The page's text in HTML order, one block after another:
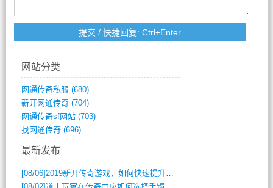
网站分类
网通传奇私服 (680)
新开网通传奇(704)
网通传奇sf网站(703)
找网通传奇(696)
最新发布
[08/06]2019新开传奇游戏，如何快速提升角色等级？